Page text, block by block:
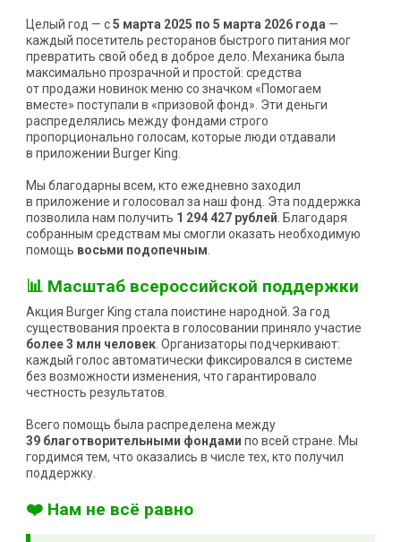
Целый год — с5 марта 2025 по 5 марта 2026 года —
каждый посетитель ресторанов быстрого питания мог
превратить свой обед в доброе дело. Механика была
максимально прозрачной и простой: средства
от продажи новинок меню со значком «Помогаем
вместе» поступали в «призовой фонд». Эти деньги
распределялись между фондами строго
пропорционально голосам, которые люди отдавали
в приложении Burger King.
Мы благодарны всем, кто ежедневно заходил
в приложение и голосовал за наш фонд. Эта поддержка
позволила нам получить 1 294 427 рублей . Благодаря
собранным средствам мы смогли оказать необходимую
помощь восьми подопечным
📊 Масштаб всероссийской поддержки
Акция Burger King стала поистине народной. За год
существования проекта в голосовании приняло участие
более 3 млн человек . Организаторы подчеркивают:
каждый голос автоматически фиксировался в системе
без возможности изменения, что гарантировало
честность результатов.
Всего помощь была распределена между
39 благотворительными фондами по всей стране. Мы
гордимся тем, что оказались в числе тех, кто получил
поддержку.
❤️ Нам не всё равно